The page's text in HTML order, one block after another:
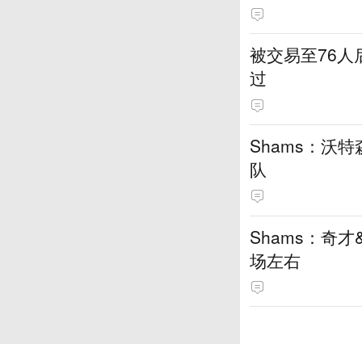
被交易至76人
过
Shams：沃特
队
Shams：奇才
场左右